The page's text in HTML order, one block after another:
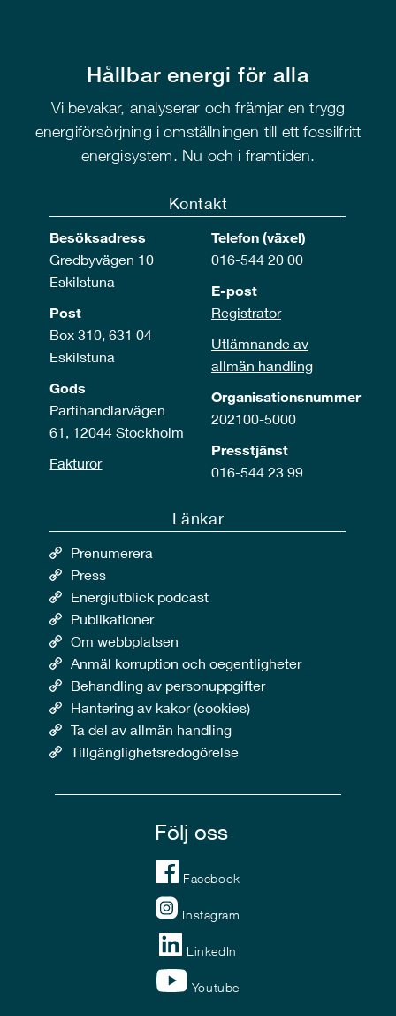
Hållbar energi för alla
Vi bevakar, analyserar och främjar en trygg
energiförsörjning i omställningen till ett fossilfritt
energisystem. Nu och i framtiden.
Kontakt
Besöksadress
Gredbyvägen 10
Eskilstuna
Post
Box 310, 631 04
Eskilstuna
Gods
Partihandlarvägen
61, 12044 Stockholm
Fakturor
Telefon (växel)
016-544 20 00
E-post
Registrator
Utlämnande av
allmän handling
Organisationsnummer
202100-5000
Presstjänst
016-544 23 99
Länkar
Prenumerera
Press
Energiutblick podcast
Publikationer
Om webbplatsen
Anmäl korruption och oegentligheter
Behandling av personuppgifter
Hantering av kakor (cookies)
Ta del av allmän handling
Tillgänglighetsredogörelse
Följ oss
Facebook
Instagram
LinkedIn
Youtube